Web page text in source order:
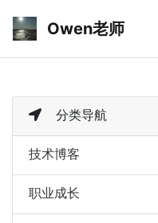
Owen老师
分类导航
技术博客
职业成长